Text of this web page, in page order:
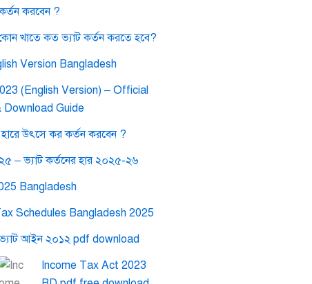
করবেন ?
খাতে কত ভ্যাট কর্তন করতে হবে?
Version Bangladesh
(English Version) – Official
Download Guide
উৎসে কর কর্তন করবেন ?
– ভ্যাট কর্তনের হার ২০২৫-২৬
Bangladesh
Schedules Bangladesh 2025
আইন ২০১২ pdf download
Income Tax Act 2023